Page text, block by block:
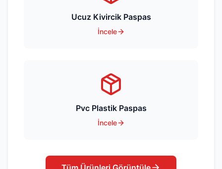
Ucuz Kivircik Paspas
İncele
Pvc Plastik Paspas
İncele